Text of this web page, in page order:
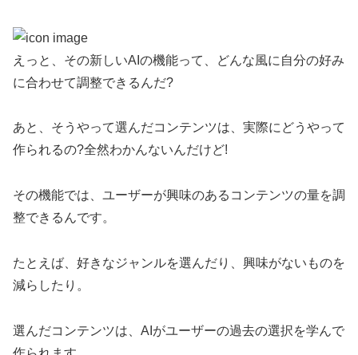
えっと、その新しいAIの機能って、どんな風に自分の好み
に合わせて調整できるんだ?
あと、そうやって選んだコンテンツは、実際にどうやって
作られるの?全然わかんないんだけど!
その機能では、ユーザーが興味のあるコンテンツの量を調
整できるんです。
たとえば、好きなジャンルを選んだり、興味がないものを
減らしたり。
選んだコンテンツは、AIがユーザーの過去の選択を学んで